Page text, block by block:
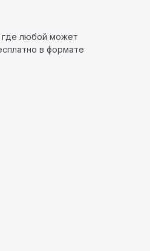
где любой может
в формате